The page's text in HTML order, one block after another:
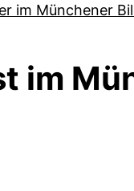
im Münchener
im